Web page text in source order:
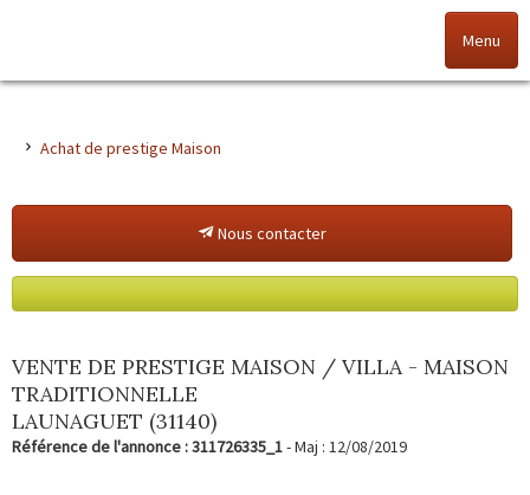
Menu
Vendez votre bien
Alerte immo
Achat de prestige Maison
Nous contacter
VENTE DE PRESTIGE MAISON / VILLA - MAISON
TRADITIONNELLE
LAUNAGUET (31140)
Référence de l'annonce : 311726335_1- Maj : 12/08/2019